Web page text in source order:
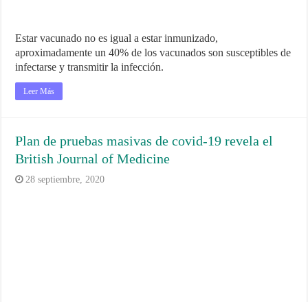
Estar vacunado no es igual a estar inmunizado,
aproximadamente un 40% de los vacunados son susceptibles de
infectarse y transmitir la infección.
Leer Más
Plan de pruebas masivas de covid-19 revela el
British Journal of Medicine
28 septiembre, 2020